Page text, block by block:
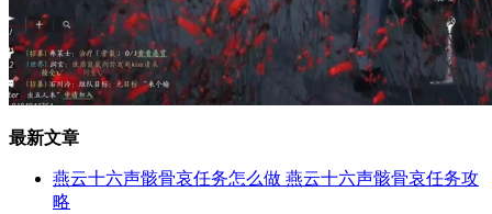
最新文章
燕云十六声骸骨哀任务怎么做 燕云十六声骸骨哀任务攻
略